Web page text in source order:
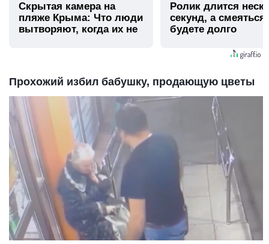
Скрытая камера на
пляже Крыма: Что люди
вытворяют, когда их не
Ролик длится
секунд, а
будете долго
Прохожий избил бабушку, продающую цветы